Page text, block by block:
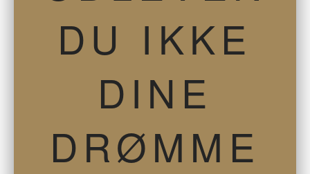
DU IKKE
DINE
DRØMME